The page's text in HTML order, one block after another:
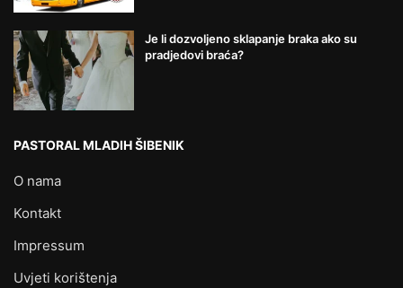
Je li dozvoljeno sklapanje braka ako su
pradjedovi braća?
PASTORAL MLADIH ŠIBENIK
O nama
Kontakt
Impressum
Uvjeti korištenja